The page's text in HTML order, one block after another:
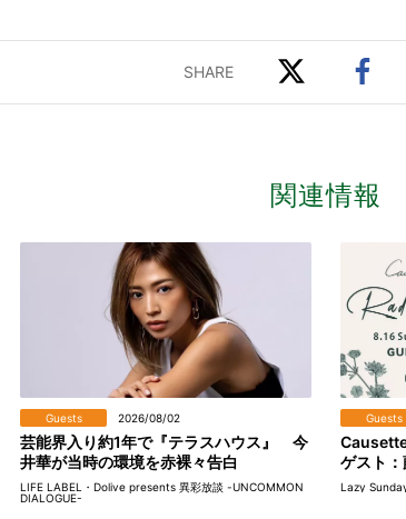
関連情報
Guests 2026/08/02
芸能界入り約1年で『テラスハウス』 今
井華が当時の環境を赤裸々告白
LIFE LABEL・Dolive presents 異彩放談 -UNCOMMON
DIALOGUE-
Guests
ゲスト
Lazy